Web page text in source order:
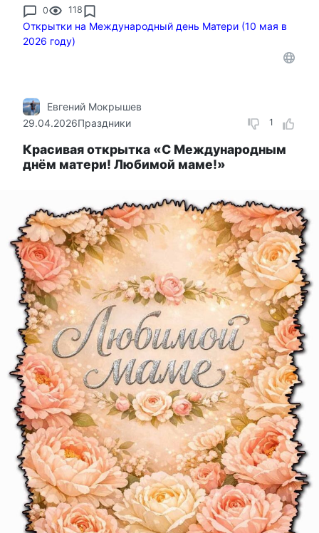
0 118
Открытки на Международный день Матери (10 мая в
2026 году)
1
Евгений Мокрышев
29.04.2026Праздники
Красивая открытка «С Международным
днём матери! Любимой маме!»